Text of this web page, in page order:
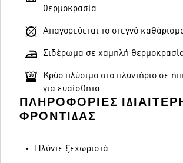
θερμοκρασία
Απαγορεύεται το στεγνό
Σιδέρωμα σε χαμηλή
Κρύο πλύσιμο στο πλυντήριο σε
για ευαίσθητα
ΠΛΗΡΟΦΟΡΊΕΣ
ΦΡΟΝΤΊΔΑΣ
Πλύντε ξεχωριστά